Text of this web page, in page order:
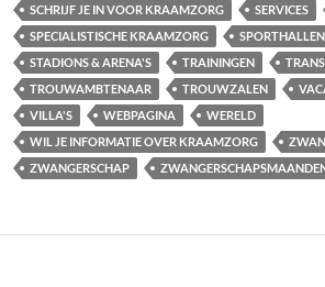
SCHRIJF JE IN VOOR KRAAMZORG
SERVICES
SPECIALISTISCHE KRAAMZORG
SPORTHALLEN
STADIONS & ARENA'S
TRAININGEN
TROUWAMBTENAAR
TROUWZALEN
VILLA'S
WEBPAGINA
WERELD
WIL JE INFORMATIE OVER KRAAMZORG
ZWANGERSCHAP